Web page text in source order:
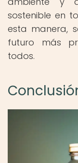
sostenible en
esta manera,
futuro más
todos.